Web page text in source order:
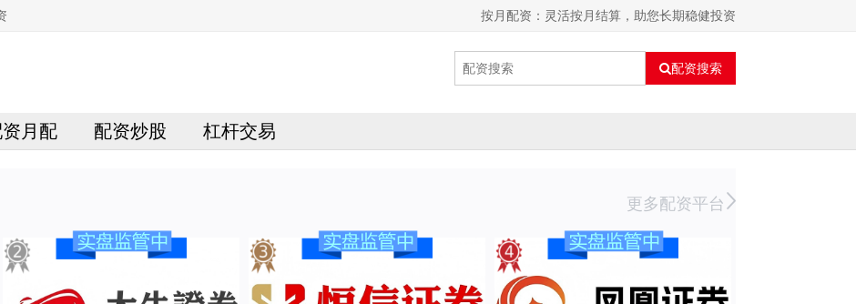
按月配资：灵活按月结算，助您长期稳健投资
配资搜索
月配 配资炒股 杠杆交易
更多配资平台